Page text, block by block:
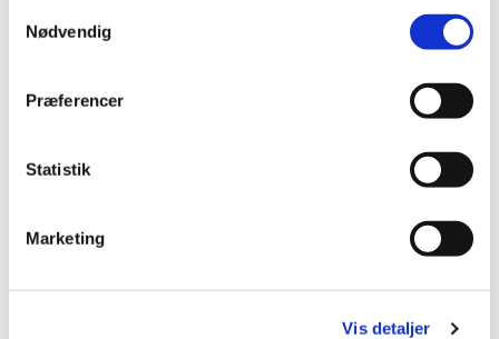
Nødvendig
Præferencer
Statistik
Marketing
Vis detaljer
Du kan her tegne abonnement på nyhedsbreve fra
Svendborg Folkeuniversitet. Så får du nyheder direkte i
programmet for den kommende sæson
ændringer eller aflysninger af et arrangement
, hvis du ønsker at abonnere
på Svendborg Folkeuniversitets nyhedsbrev